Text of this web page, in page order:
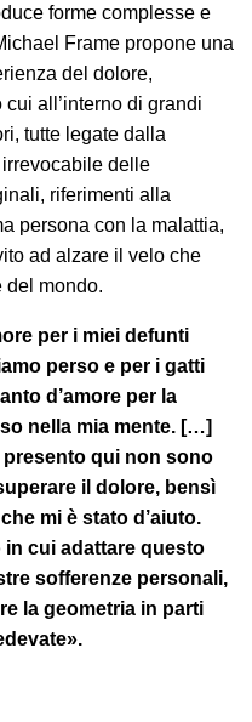
forme complesse e
Frame propone una
del dolore,
all’interno di grandi
tutte legate dalla
delle
riferimenti alla
persona con la malattia,
ad alzare il velo che
del mondo.
per i miei defunti
perso e per i gatti
d’amore per la
nella mia mente. […]
presento qui non sono
il dolore, bensì
mi è stato d’aiuto.
cui adattare questo
sofferenze personali,
la geometria in parti